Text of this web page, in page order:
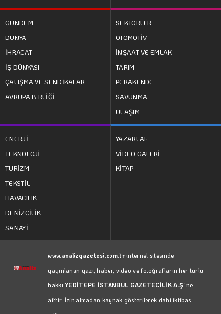
GÜNDEM
DÜNYA
İHRACAT
İŞ DÜNYASI
ÇALIŞMA VE SENDİKALAR
AVRUPA BİRLİĞİ
SEKTÖRLER
OTOMOTİV
İNŞAAT VE EMLAK
TARIM
PERAKENDE
SAVUNMA
ULAŞIM
ENERJİ
TEKNOLOJİ
TURİZM
TEKSTİL
HAVACILIK
DENİZCİLİK
SANAYİ
YAZARLAR
VİDEO GALERİ
KİTAP
www.analizgazetesi.com.trinternet sitesinde
yayınlanan yazı, haber, video ve fotoğrafların her türlü
hakkıYEDİTEPE İSTANBUL GAZETECİLİK A.Ş.'ne
aittir. İzin almadan kaynak gösterilerek dahi iktibas